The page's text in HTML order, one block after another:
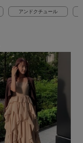
アンドクチュール